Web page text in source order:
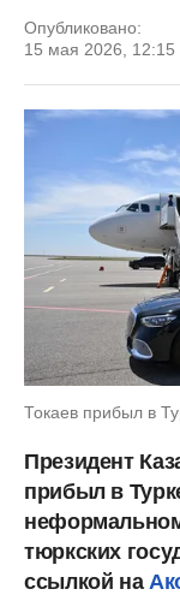
Опубликовано:
15 мая 2026, 12:15
Токаев прибыл в
Президент
прибыл в
тюркских
ссылкой на